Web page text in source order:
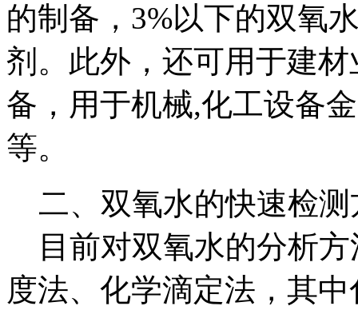
的制备，3%以下的双氧
剂。此外，还可用于建
备，用于机械,化工设备
等。
二、双氧水的快速检测
目前对双氧水的分析方
度法、化学滴定法，其